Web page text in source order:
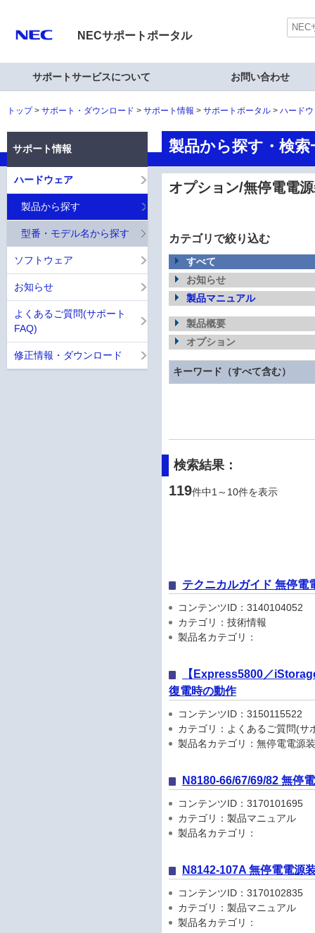
NECサポートポータル
サポートサービスについて お問い合わせ
トップ サポート・ダウンロード サポート情報 サポートポータル ハード
製品から探す・検
オプション/無停電電
カテゴリで絞り込む
すべて
お知らせ
製品マニュアル
製品概要
オプション
キーワード（すべて含む）
検索結果：
119件中1～10件を表示
テクニカルガイド 無停電
コンテンツID：3140104052
カテゴリ：技術情報
製品名カテゴリ：
【Express5800／
復電時の動作
コンテンツID：3150115522
カテゴリ：よくあるご質問(サ
製品名カテゴリ：無停電電源
N8180-66/67/69/82 無停
コンテンツID：3170101695
カテゴリ：製品マニュアル
製品名カテゴリ：
N8142-107A 無停電電源
コンテンツID：3170102835
カテゴリ：製品マニュアル
製品名カテゴリ：
サポート情報
ハードウェア
製品から探す
型番・モデル名から探す
ソフトウェア
お知らせ
よくあるご質問(サポート
FAQ)
修正情報・ダウンロード